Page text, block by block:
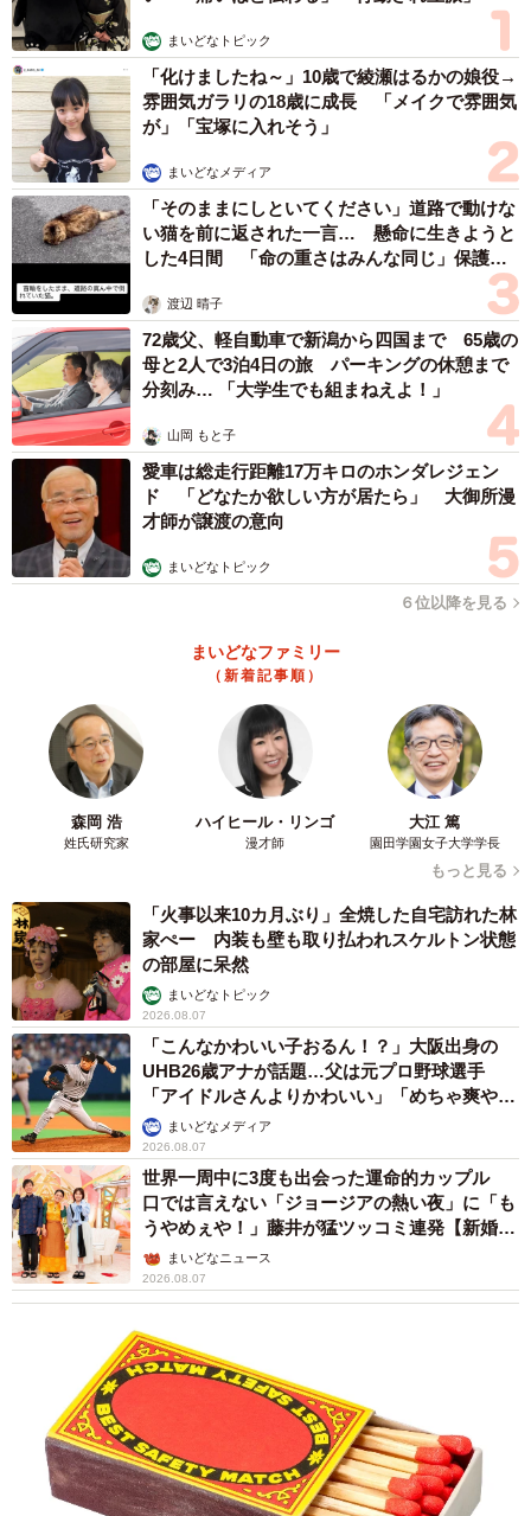
まいどなトピック
「化けましたね～」10歳で綾瀬はるかの娘役→
雰囲気ガラリの18歳に成長 「メイクで雰囲気
が」「宝塚に入れそう」
まいどなメディア
「そのままにしといてください」道路で動けな
い猫を前に返された一言… 懸命に生きようと
した4日間 「命の重さはみんな同じ」保護団
渡辺 晴子
72歳父、軽自動車で新潟から四国まで 65歳の
母と2人で3泊4日の旅 パーキングの休憩まで
分刻み… 「大学生でも組まねえよ！」
山岡 もと子
愛車は総走行距離17万キロのホンダレジェン
ド 「どなたか欲しい方が居たら」 大御所漫
才師が譲渡の意向
まいどなトピック
６位以降を見る
まいどなファミリー
（新着記事順）
森岡 浩
姓氏研究家
ハイヒール・リンゴ
漫才師
大江 篤
園田学園女子大学学長
もっと見る
「火事以来10カ月ぶり」全焼した自宅訪れた林
家ぺー 内装も壁も取り払われスケルトン状態
の部屋に呆然
まいどなトピック
2026.08.07
「こんなかわいい子おるん！？」大阪出身の
UHB26歳アナが話題…父は元プロ野球選手
「アイドルさんよりかわいい」「めちゃ爽や
か」まいどなメディア
2026.08.07
世界一周中に3度も出会った運命的カップル
口では言えない「ジョージアの熱い夜」に「も
うやめぇや！」藤井が猛ツッコミ連発【新婚さ
ん】まいどなニュース
2026.08.07